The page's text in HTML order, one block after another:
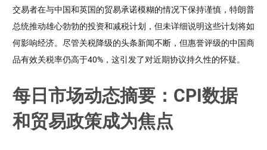
交易者在与中国和英国的贸易承诺模糊的情况下保持谨慎，特朗普
总统推动雄心勃勃的投资和减税计划，但未详细说明这些计划将如
何影响经济。尽管关税降级的头条新闻不断，但惠誉评级的中国商
品有效关税率仍高于40%，这引发了对近期协议持久性的怀疑。
每日市场动态摘要：CPI数据
和贸易政策成为焦点